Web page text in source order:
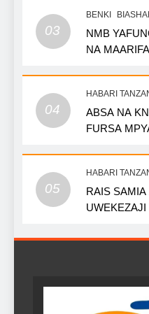
03
BENKI
NMB
04
HABARI
ABSA NA
FURSA
05
HABARI
RAIS